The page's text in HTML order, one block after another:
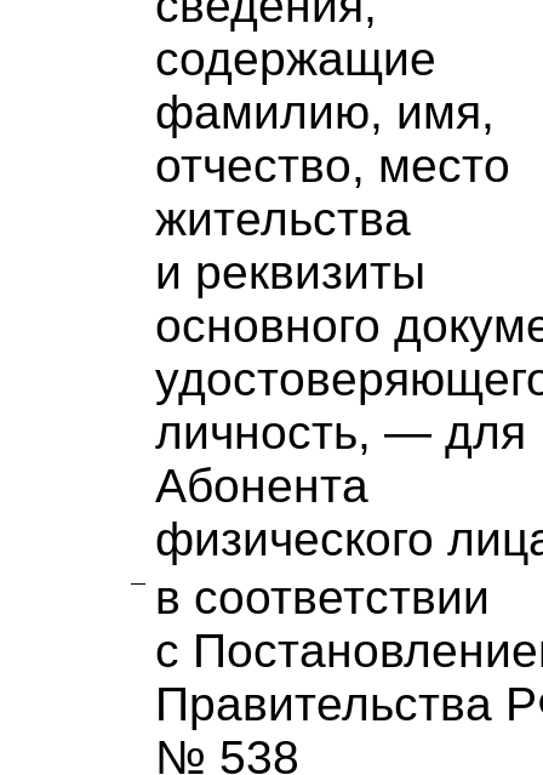
содержащие
фамилию, имя,
отчество, место
жительства
и реквизиты
основного
личность, — для
Абонента
физического
в соответствии
с
Правительства
№ 538